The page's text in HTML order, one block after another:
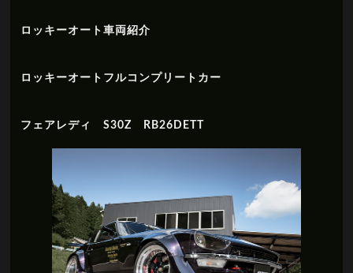
ロッキーオート車両紹介
ロッキーオートフルコンプリートカー
フェアレディ S30Z RB26DETT